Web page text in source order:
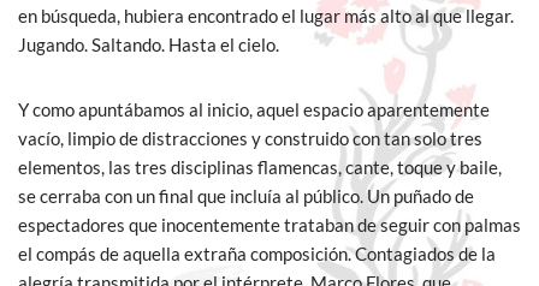
en búsqueda, hubiera encontrado el lugar más alto al que llegar.
Jugando. Saltando. Hasta el cielo.
Y como apuntábamos al inicio, aquel espacio aparentemente
vacío, limpio de distracciones y construido con tan solo tres
elementos, las tres disciplinas flamencas, cante, toque y baile,
se cerraba con un final que incluía al público. Un puñado de
espectadores que inocentemente trataban de seguir con palmas
el compás de aquella extraña composición. Contagiados de la